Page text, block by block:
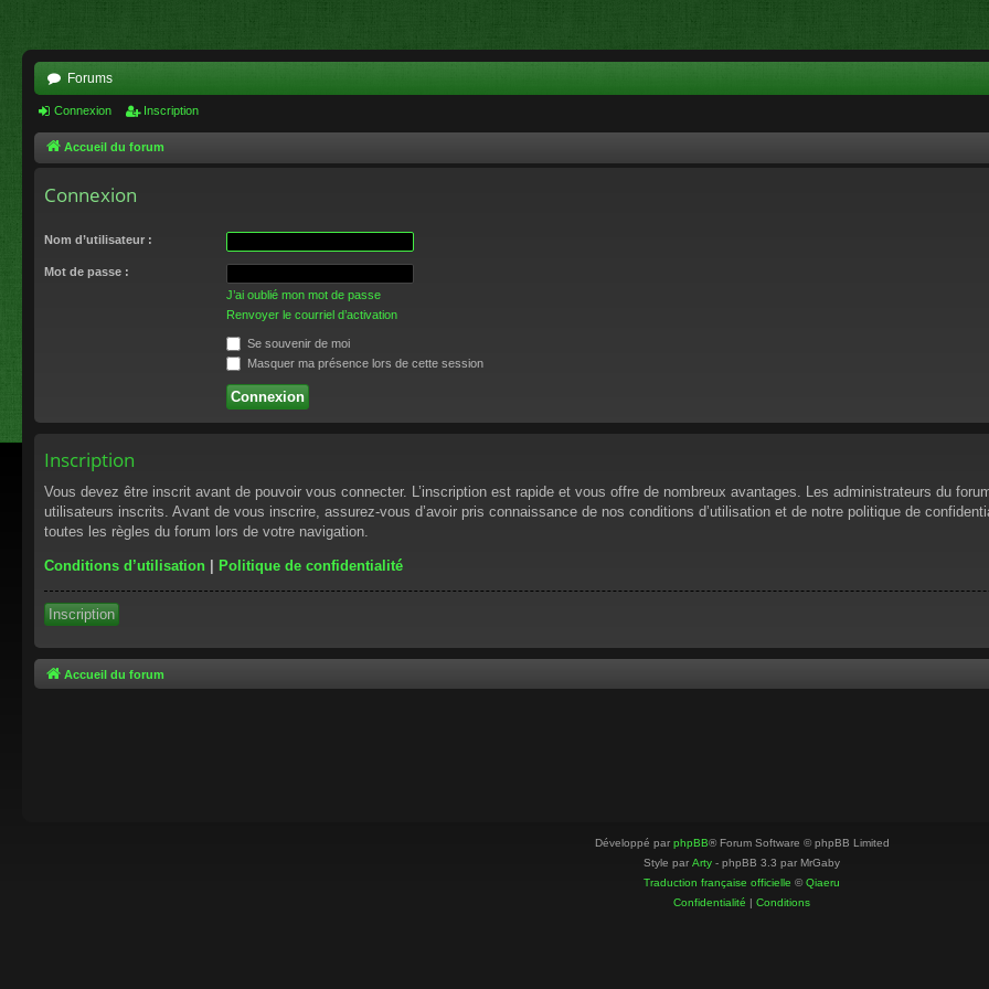
Forums
Connexion Inscription
Accueil du forum
Connexion
Nom d’utilisateur :
Mot de passe :
J’ai oublié mon mot de passe
Renvoyer le courriel d’activation
Se souvenir de moi
Masquer ma présence lors de cette session
Inscription
Vous devez être inscrit avant de pouvoir vous connecter. L’inscription est rapide et vous offre de nombreux avantages. Les administrateurs du
utilisateurs inscrits. Avant de vous inscrire, assurez-vous d’avoir pris connaissance de nos conditions d’utilisation et de notre politique de
toutes les règles du forum lors de votre navigation.
Conditions d’utilisation | Politique de confidentialité
Inscription
Accueil du forum
Développé par phpBB® Forum Software © phpBB Limited
Style par Arty - phpBB 3.3 par MrGaby
Traduction française officielle ©Qiaeru
Confidentialité | Conditions